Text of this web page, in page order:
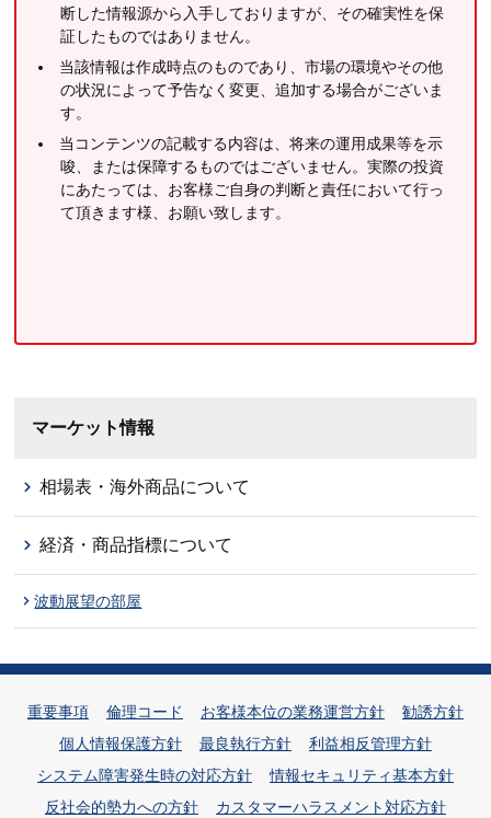
断した情報源から入手しておりますが、その確実性を保
証したものではありません。
当該情報は作成時点のものであり、市場の環境やその他
の状況によって予告なく変更、追加する場合がございま
す。
当コンテンツの記載する内容は、将来の運用成果等を示
唆、または保障するものではございません。実際の投資
にあたっては、お客様ご自身の判断と責任において行っ
て頂きます様、お願い致します。
マーケット情報
相場表・海外商品について
経済・商品指標について
波動展望の部屋
重要事項 倫理コード お客様本位の業務運営方針
勧誘方針
個人情報保護方針
最良執行方針
利益相反管理方針
システム障害発生時の対応方針
情報セキュリティ基本方針
反社会的勢力への方針
カスタマーハラスメント対応方針